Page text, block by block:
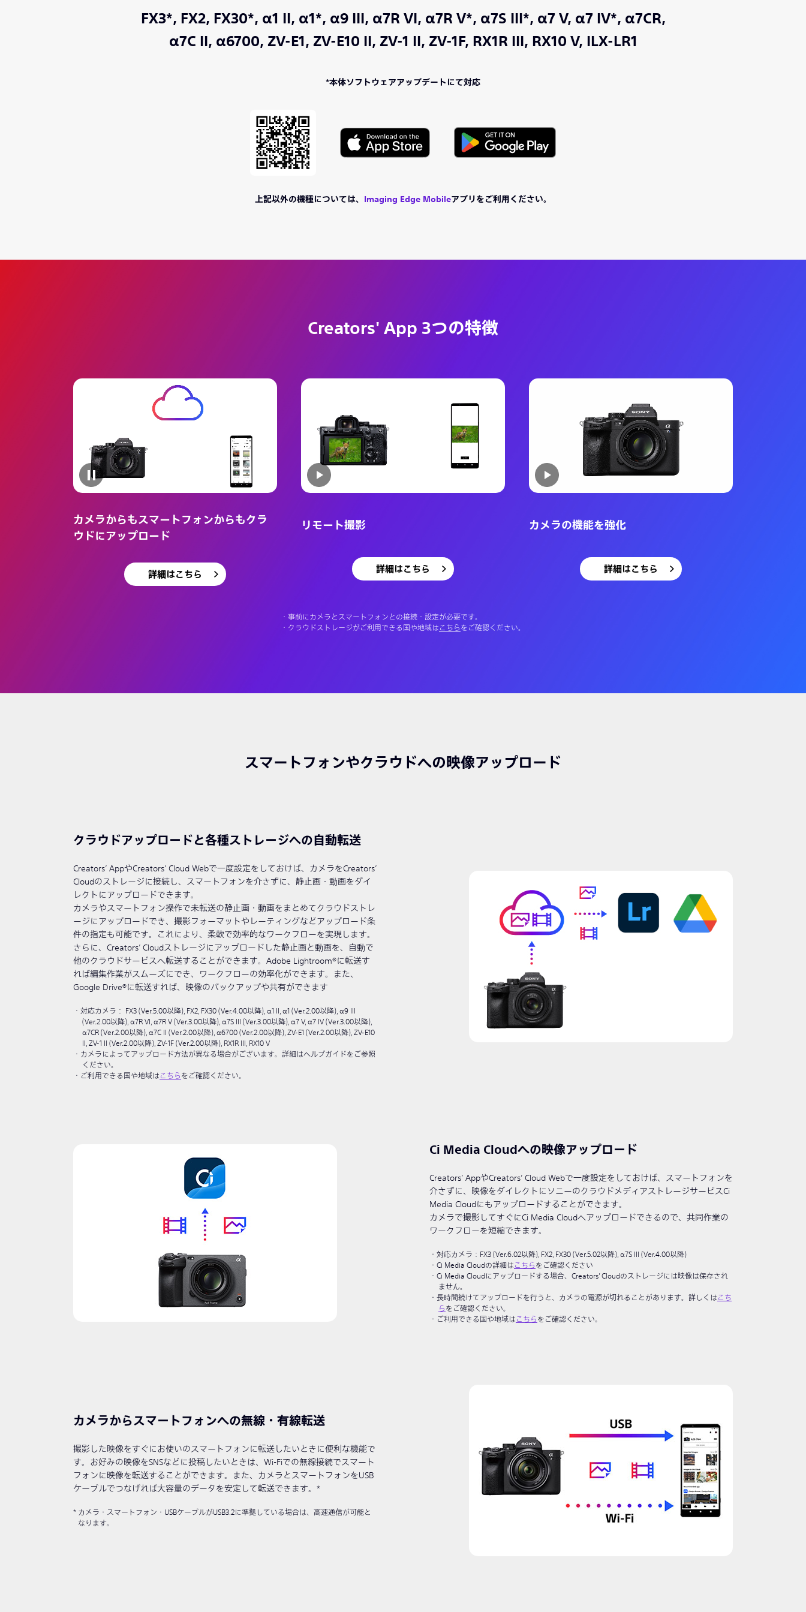
FX3*, FX2, FX30*, α1 II, α1*, α9 III, α7R VI, α7R V*, α7S III*, α7 V, α7 IV*, α7CR,
α7C II, α6700, ZV-E1, ZV-E10 II, ZV-1 II, ZV-1F, RX1R III, RX10 V, ILX-LR1
*本体ソフトウェアアップデートにて対応
上記以外の機種については、 Imaging Edge Mobileアプリをご利用ください。
Creators' App 3つの特徴
カメラからもスマートフォンからもクラ
ウドにアップロード
詳細はこちら
リモート撮影
詳細はこちら
カメラの機能を強化
詳細はこちら
事前にカメラとスマートフォンとの接続・設定が必要です。
クラウドストレージがご利用できる国や地域はこちらをご確認ください。
スマートフォンやクラウドへの映像アップロード
クラウドアップロードと各種ストレージへの自動転送
Creators’ AppやCreators’ Cloud Webで一度設定をしておけば、カメラをCreators’
Cloudのストレージに接続し、スマートフォンを介さずに、静止画・動画をダイ
レクトにアップロードできます。
カメラやスマートフォン操作で未転送の静止画・動画をまとめてクラウドストレ
ージにアップロードでき、撮影フォーマットやレーティングなどアップロード条
件の指定も可能です。これにより、柔軟で効率的なワークフローを実現します。
さらに、Creators’ Cloudストレージにアップロードした静止画と動画を、自動で
他のクラウドサービスへ転送することができます。Adobe Lightroom®に転送す
れば編集作業がスムーズにでき、ワークフローの効率化ができます。また、
Google Drive®に転送すれば、映像のバックアップや共有ができます
対応カメラ： FX3 (Ver.5.00以降), FX2, FX30 (Ver.4.00以降), α1 II, α1 (Ver.2.00以降), α9 III
(Ver.2.00以降), α7R VI, α7R V (Ver.3.00以降), α7S III (Ver.3.00以降), α7 V, α7 IV (Ver.3.00以降),
α7CR (Ver.2.00以降), α7C II (Ver.2.00以降), α6700 (Ver.2.00以降), ZV-E1 (Ver.2.00以降), ZV-E10
II, ZV-1 II (Ver.2.00以降), ZV-1F (Ver.2.00以降), RX1R III, RX10 V
カメラによってアップロード方法が異なる場合がございます。詳細はヘルプガイドをご参照
ください。
ご利用できる国や地域はこちらをご確認ください。
Ci Media Cloudへの映像アップロード
Creators’ AppやCreators’ Cloud Webで一度設定をしておけば、スマートフォンを
介さずに、映像をダイレクトにソニーのクラウドメディアストレージサービスCi
Media Cloudにもアップロードすることができます。
カメラで撮影してすぐにCi Media Cloudへアップロードできるので、共同作業の
ワークフローを短縮できます。
対応カメラ：FX3 (Ver.6.02以降), FX2, FX30 (Ver.5.02以降), α7S III (Ver.4.00以降)
Ci Media Cloudの詳細はこちらをご確認ください
Ci Media Cloudにアップロードする場合、Creators’ Cloudのストレージには映像は保存され
ません。
長時間続けてアップロードを行うと、カメラの電源が切れることがあります。詳しくはこち
らをご確認ください。
ご利用できる国や地域はこちらをご確認ください。
カメラからスマートフォンへの無線・有線転送
撮影した映像をすぐにお使いのスマートフォンに転送したいときに便利な機能で
す。お好みの映像をSNSなどに投稿したいときは、Wi-Fiでの無線接続でスマート
フォンに映像を転送することができます。また、カメラとスマートフォンをUSB
ケーブルでつなげれば大容量のデータを安定して転送できます。*
カメラ・スマートフォン・USBケーブルがUSB3.2に準拠している場合は、高速通信が可能と
なります。